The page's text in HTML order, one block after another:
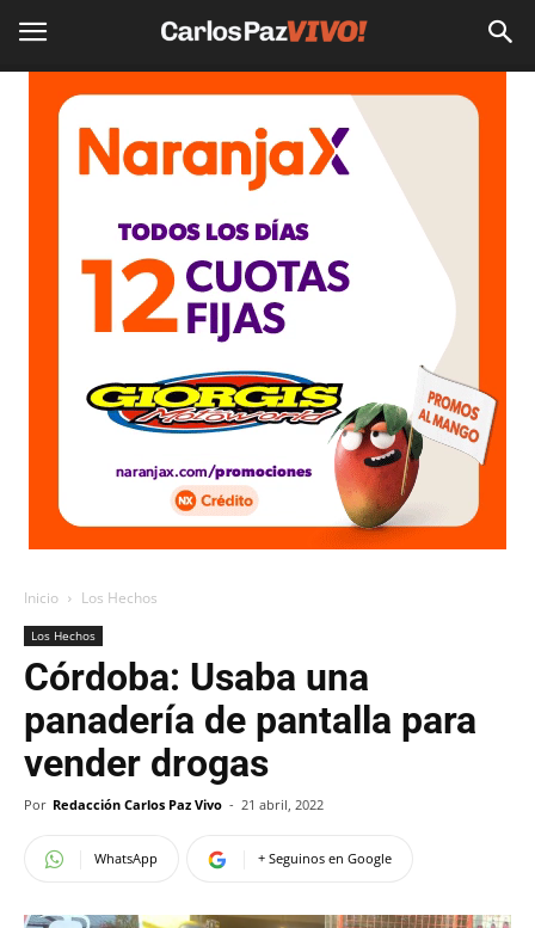
Inicio Los Hechos
Los Hechos
Córdoba: Usaba una
panadería de pantalla para
vender drogas
Por Redacción Carlos Paz Vivo - 21 abril, 2022
WhatsApp + Seguinos en Google